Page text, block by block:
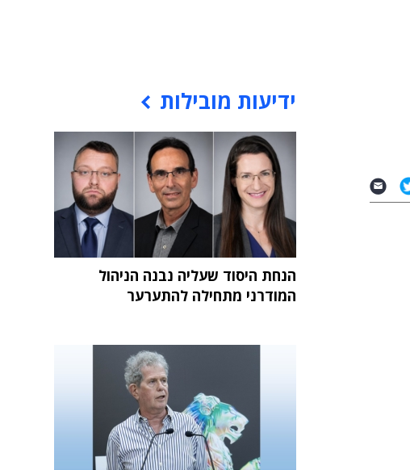
ידיעות מובילות
הנחת היסוד שעליה נבנה הניהול
המודרני מתחילה להתערער